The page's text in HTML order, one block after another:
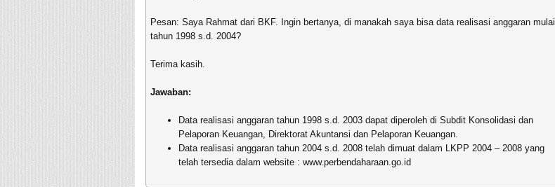
Pesan: Saya Rahmat dari BKF. Ingin bertanya, di manakah saya bisa data realisasi anggaran mulai
tahun 1998 s.d. 2004?
Terima kasih.
Jawaban:
Data realisasi anggaran tahun 1998 s.d. 2003 dapat diperoleh di Subdit Konsolidasi dan
Pelaporan Keuangan, Direktorat Akuntansi dan Pelaporan Keuangan.
Data realisasi anggaran tahun 2004 s.d. 2008 telah dimuat dalam LKPP 2004 – 2008 yang
telah tersedia dalam website : www.perbendaharaan.go.id